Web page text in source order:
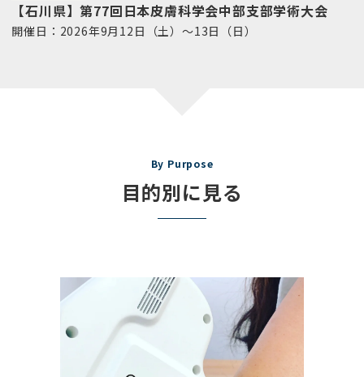
【石川県】第77回日本皮膚科学会中部支部学術大会
開催日：2026年9月12日（土）～13日（日）
By Purpose
目的別に見る